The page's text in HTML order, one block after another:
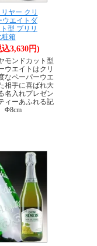
ヤー クリ
ウエイトダ
型 ブリリ
粧箱
3,630円)
モンドカット型
ウエイトはクリ
なペーパーウエ
相手に喜ばれ大
名入れプレゼン
ィーあふれる記
Φ8cm